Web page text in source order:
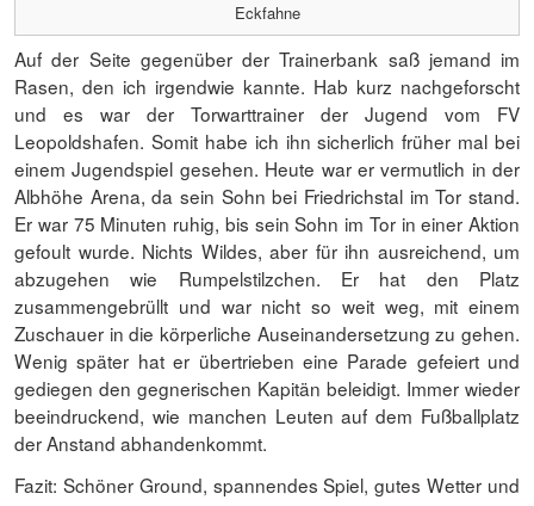
Eckfahne
Auf der Seite gegenüber der Trainerbank saß jemand im
Rasen, den ich irgendwie kannte. Hab kurz nachgeforscht
und es war der Torwarttrainer der Jugend vom FV
Leopoldshafen. Somit habe ich ihn sicherlich früher mal bei
einem Jugendspiel gesehen. Heute war er vermutlich in der
Albhöhe Arena, da sein Sohn bei Friedrichstal im Tor stand.
Er war 75 Minuten ruhig, bis sein Sohn im Tor in einer Aktion
gefoult wurde. Nichts Wildes, aber für ihn ausreichend, um
abzugehen wie Rumpelstilzchen. Er hat den Platz
zusammengebrüllt und war nicht so weit weg, mit einem
Zuschauer in die körperliche Auseinandersetzung zu gehen.
Wenig später hat er übertrieben eine Parade gefeiert und
gediegen den gegnerischen Kapitän beleidigt. Immer wieder
beeindruckend, wie manchen Leuten auf dem Fußballplatz
der Anstand abhandenkommt.
Fazit: Schöner Ground, spannendes Spiel, gutes Wetter und